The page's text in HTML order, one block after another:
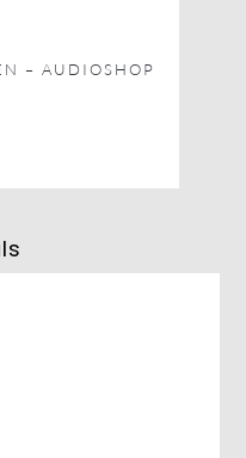
– AUDIOSHOP